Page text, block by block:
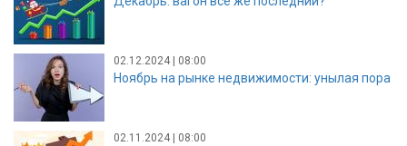
02.12.2024 | 08:00
Ноябрь на рынке недвижимости: унылая пора
02.11.2024 | 08:00